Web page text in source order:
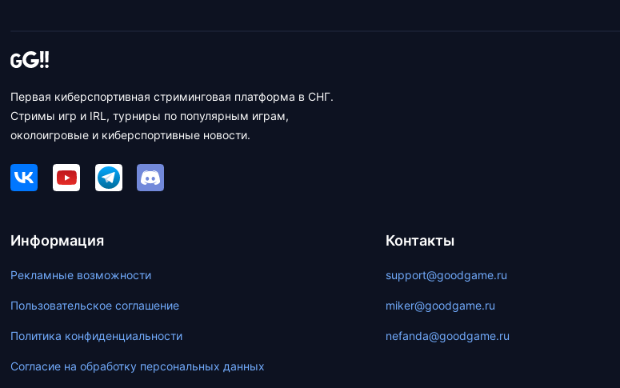
Первая киберспортивная стриминговая платформа в СНГ.
Стримы игр и IRL, турниры по популярным играм,
околоигровые и киберспортивные новости.
Информация
Рекламные возможности
Пользовательское соглашение
Политика конфиденциальности
Согласие на обработку персональных данных
Контакты
support@goodgame.ru
miker@goodgame.ru
nefanda@goodgame.ru